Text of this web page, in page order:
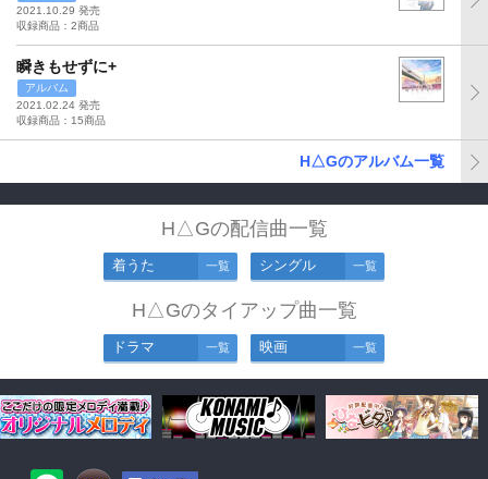
2021.10.29 発売
収録商品：2商品
瞬きもせずに+
アルバム
2021.02.24 発売
収録商品：15商品
H△Gのアルバム一覧
H△Gの配信曲一覧
着うた 一覧 シングル 一覧
H△Gのタイアップ曲一覧
ドラマ 一覧 映画 一覧